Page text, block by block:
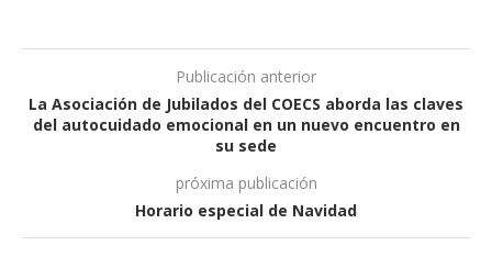
Publicación anterior
La Asociación de Jubilados del COECS aborda las claves
del autocuidado emocional en un nuevo encuentro en
su sede
próxima publicación
Horario especial de Navidad